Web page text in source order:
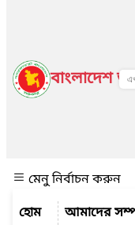
বাংলাদেশ
মেনু নির্বাচন করুন
আমাদের